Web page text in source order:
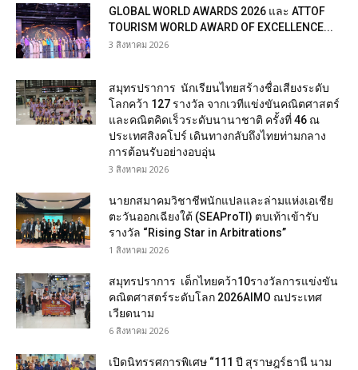
GLOBAL WORLD AWARDS 2026 และ ATTOF
TOURISM WORLD AWARD OF EXCELLENCE...
3 สิงหาคม 2026
สมุทรปราการ นักเรียนไทยสร้างชื่อเสียงระดับ
โลกคว้า 127 รางวัล จากเวทีแข่งขันคณิตศาสตร์
และคณิตคิดเร็วระดับนานาชาติ ครั้งที่ 46 ณ
ประเทศสิงคโปร์ เดินทางกลับถึงไทยท่ามกลาง
การต้อนรับอย่างอบอุ่น
3 สิงหาคม 2026
นายกสมาคมวิชาชีพนักแปลและล่ามแห่งเอเชีย
ตะวันออกเฉียงใต้ (SEAProTI) ตบเท้าเข้ารับ
รางวัล “Rising Star in Arbitrations”
1 สิงหาคม 2026
สมุทรปราการ เด็กไทยคว้า10รางวัลการแข่งขัน
คณิตศาสตร์ระดับโลก 2026AIMO ณประเทศ
เวียดนาม
6 สิงหาคม 2026
เปิดนิทรรศการพิเศษ “111 ปี สุราษฎร์ธานี นาม